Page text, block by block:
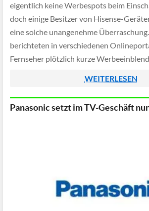
eigentlich keine Werbespots beim
doch einige Besitzer von Hisense-
eine solche unangenehme
berichteten in verschiedenen
Fernseher plötzlich kurze
Eingangsquelle oder sogar beim
Kanälen. Besonders kritisch sehen viele,
WEITERLESEN
Panasonic setzt im TV-Geschäft